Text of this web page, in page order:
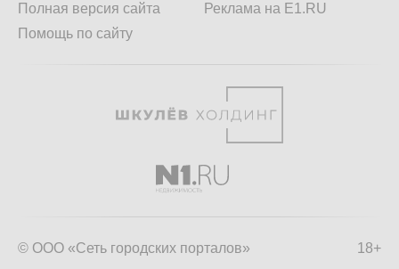
Полная версия сайта
Помощь по сайту
Реклама на E1.RU
18+
© ООО «Сеть городских порталов»